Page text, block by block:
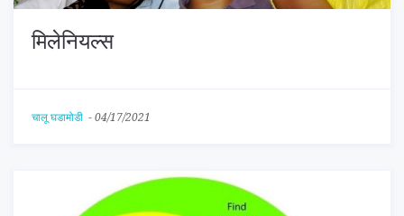
मिलेनियल्स
चालू घडामोडी - 04/17/2021